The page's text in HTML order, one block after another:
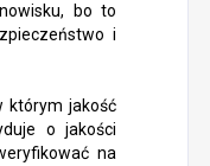
bo to
i
którym jakość
o jakości
na